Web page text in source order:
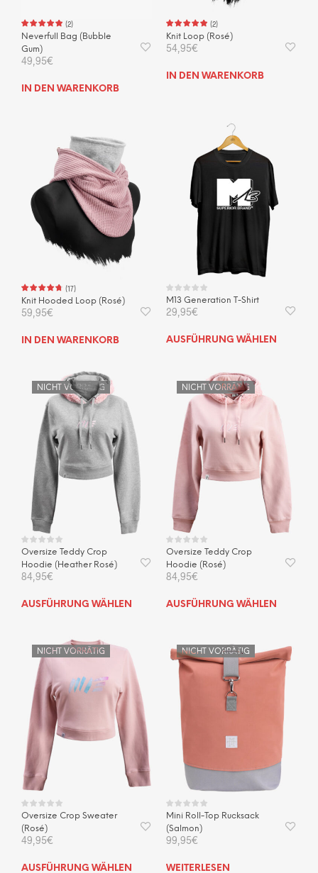
(2)
Neverfull Bag (Bubble
Gum)
49,95€
IN DEN WARENKORB
(2)
Knit Loop (Rosé)
54,95€
IN DEN WARENKORB
(17)
Knit Hooded Loop (Rosé)
59,95€
IN DEN WARENKORB
M13 Generation T-Shirt
29,95€
AUSFÜHRUNG WÄHLEN
NICHT VORRÄTIG
Oversize Teddy Crop
Hoodie (Heather Rosé)
84,95€
AUSFÜHRUNG WÄHLEN
Dieses
mehrere
Varianten
können
Produktseite
gewählt
NICHT VORRÄTIG
Oversize Teddy Crop
Hoodie (Rosé)
84,95€
AUSFÜHRUNG WÄHLEN
NICHT VORRÄTIG
Oversize Crop Sweater
(Rosé)
49,95€
AUSFÜHRUNG WÄHLEN Dieses
NICHT VORRÄTIG
Mini Roll-Top Rucksack
(Salmon)
99,95€
WEITERLESEN